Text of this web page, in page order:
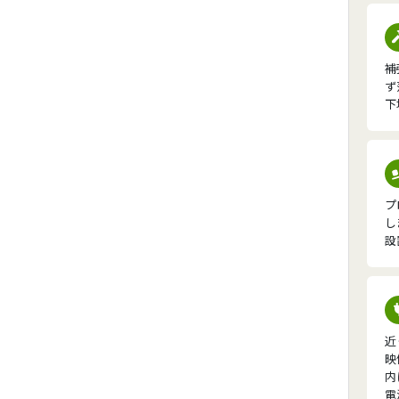
し
設
近
映